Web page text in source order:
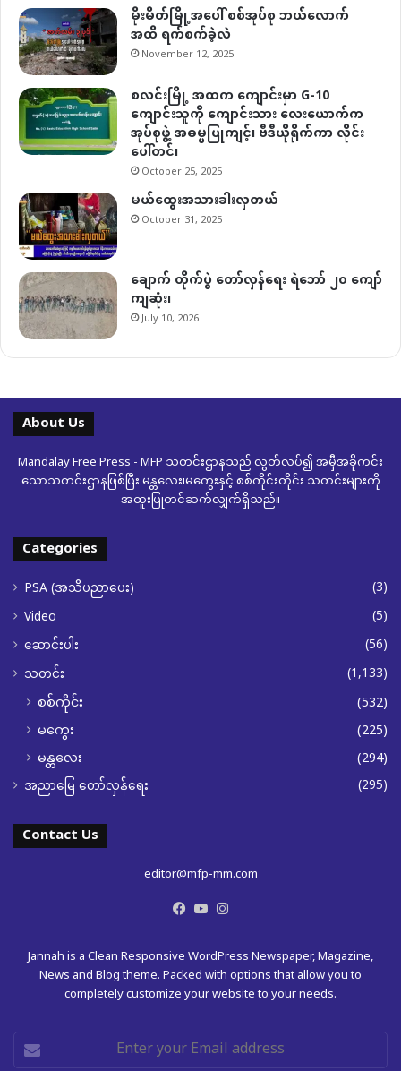
မိုးမိတ်မြို့အပေါ် စစ်အုပ်စု ဘယ်လောက်
အထိ ရက်စက်ခဲ့လဲ
November 12, 2025
စလင်းမြို့ အထက ကျောင်းမှာ G-10
ကျောင်းသူကို ကျောင်းသား လေးယောက်က
အုပ်စုဖွဲ့ အဓမ္မပြုကျင့်၊ ဗီဒီယိုရိုက်ကာ လိုင်း
ပေါ်တင်၊
October 25, 2025
မယ်ထွေးအသားခါးလှတယ်
October 31, 2025
ချောက် တိုက်ပွဲ တော်လှန်ရေး ရဲဘော် ၂၀ ကျော်
ကျဆုံး၊
July 10, 2026
About Us
Mandalay Free Press - MFP သတင်းဌာနသည် လွတ်လပ်၍ အမှီအခိုကင်း
သောသတင်းဌာနဖြစ်ပြီး မန္တလေး၊မကွေးနှင့် စစ်ကိုင်းတိုင်း သတင်းများကို
အထူးပြုတင်ဆက်လျှက်ရှိသည်။
Categories
PSA (အသိပညာပေး)
(3)
Video
(5)
ဆောင်းပါး
(56)
သတင်း
(1,133)
စစ်ကိုင်း
(532)
မကွေး
(225)
မန္တလေး
(294)
အညာမြေ တော်လှန်ရေး (295)
Contact Us
editor@mfp-mm.com
Facebook
YouTube
Jannah is a Clean Responsive WordPress Newspaper, Magazine,
News and Blog theme. Packed with options that allow you to
completely customize your website to your needs.
Enter
your